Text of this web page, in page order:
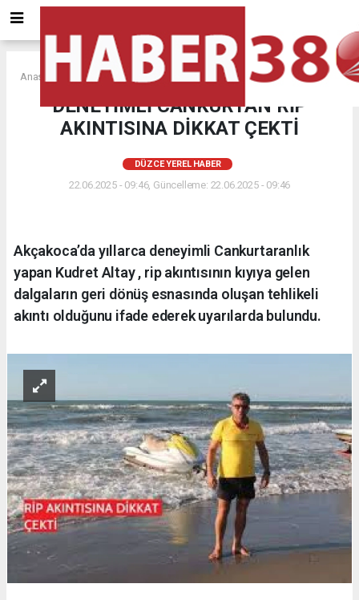
Anasayfa DÜZCE YEREL HABER
DENEYİMLİ CANKURTAN RİP
AKINTISINA DİKKAT ÇEKTİ
DÜZCE YEREL HABER
22.06.2025 - 09:46, Güncelleme: 22.06.2025 - 09:46
Akçakoca’da yıllarca deneyimli Cankurtaranlık
yapan Kudret Altay , rip akıntısının kıyıya gelen
dalgaların geri dönüş esnasında oluşan tehlikeli
akıntı olduğunu ifade ederek uyarılarda bulundu.